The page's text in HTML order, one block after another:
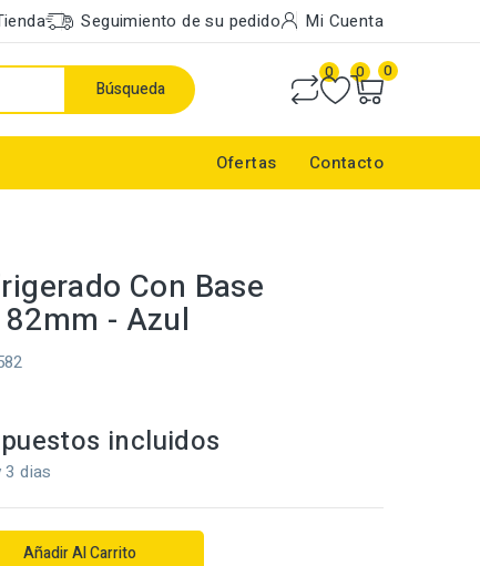
Seguimiento de su pedido Mi Cuenta
Búsqueda
0 0 0
Ofertas Contacto
Con Base
- Azul
incluidos
dias
Añadir Al Carrito